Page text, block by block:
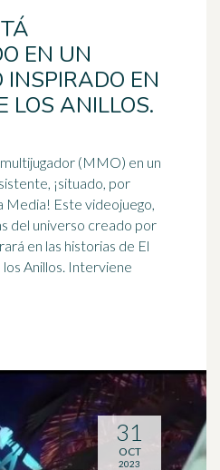
EN UN
INSPIRADO EN
LOS ANILLOS.
(MMO) en un
¡situado, por
Media! Este videojuego,
del universo creado por
en las historias de El
Anillos. Interviene
31
OCT
2023